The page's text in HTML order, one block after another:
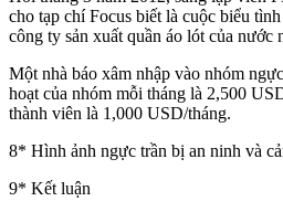
cho tạp chí Focus biết là cuộc biểu
công ty sản xuất quần áo lót của nước
Một nhà báo xâm nhập vào nhóm
hoạt của nhóm mỗi tháng là 2,500
thành viên là 1,000 USD/tháng.
8* Hình ảnh ngực trần bị an ninh và
9* Kết luận